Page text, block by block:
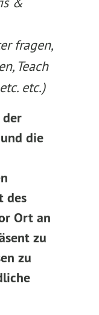
fragen,
Teach
etc.)
die
des
Ort an
zu
zu